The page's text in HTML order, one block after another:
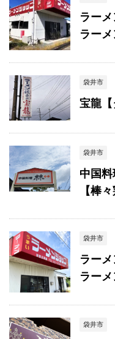
ラー
ラー
袋井市
宝龍
袋井市
中国料
【棒
袋井市
ラー
ラー
袋井市